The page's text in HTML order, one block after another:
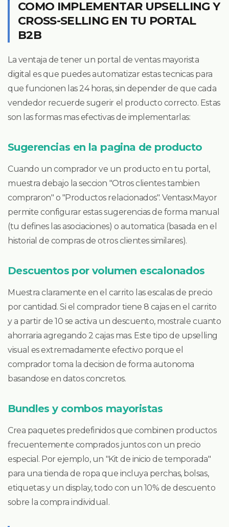
COMO IMPLEMENTAR UPSELLING Y
CROSS-SELLING EN TU PORTAL
B2B
La ventaja de tener un portal de ventas mayorista
digital es que puedes automatizar estas tecnicas para
que funcionen las 24 horas, sin depender de que cada
vendedor recuerde sugerir el producto correcto. Estas
son las formas mas efectivas de implementarlas:
Sugerencias en la pagina de producto
Cuando un comprador ve un producto en tu portal,
muestra debajo la seccion "Otros clientes tambien
compraron" o "Productos relacionados". VentasxMayor
permite configurar estas sugerencias de forma manual
(tu defines las asociaciones) o automatica (basada en el
historial de compras de otros clientes similares).
Descuentos por volumen escalonados
Muestra claramente en el carrito las escalas de precio
por cantidad. Si el comprador tiene 8 cajas en el carrito
y a partir de 10 se activa un descuento, mostrale cuanto
ahorraria agregando 2 cajas mas. Este tipo de upselling
visual es extremadamente efectivo porque el
comprador toma la decision de forma autonoma
basandose en datos concretos.
Bundles y combos mayoristas
Crea paquetes predefinidos que combinen productos
frecuentemente comprados juntos con un precio
especial. Por ejemplo, un "Kit de inicio de temporada"
para una tienda de ropa que incluya perchas, bolsas,
etiquetas y un display, todo con un 10% de descuento
sobre la compra individual.